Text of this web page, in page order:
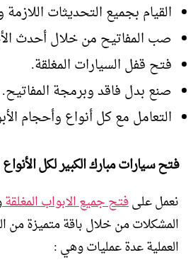
القيام بجميع التحديثات اللازمة
صب المفاتيح من خلال أحدث
فتح قفل السيارات المغلقة.
صنع بدل فاقد وبرمجة المفاتيح.
التعامل مع كل أنواع وأحجام
فتح سيارات مبارك الكبير لكل الأنواع
نعمل علىفتح جميع الابواب المغلقة
المشكلات من خلال باقة متميزة من
العملية عدة عمليات وهي :